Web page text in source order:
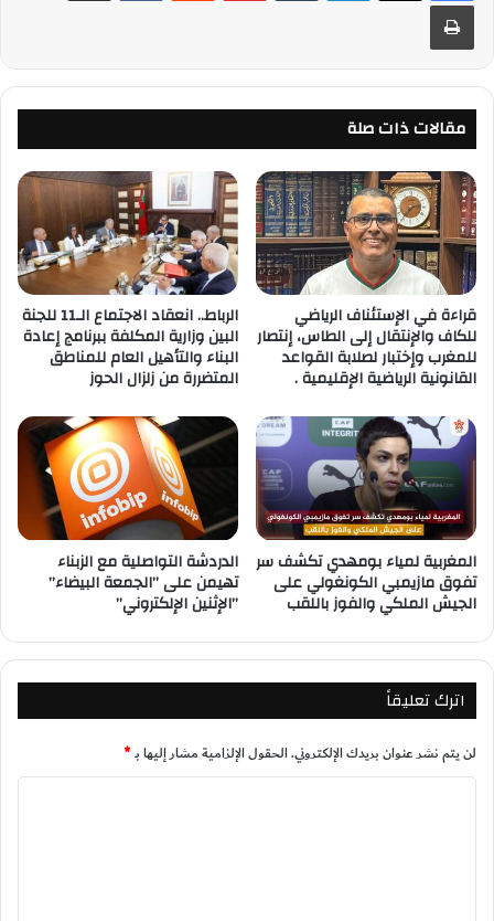
مقالات ذات صلة
قراءة في الإستئناف الرياضي
للكاف والإنتقال إلى الطاس، إنتصار
للمغرب وإختبار لصلابة القواعد
القانونية الرياضية الإقليمية .
الرباط.. انعقاد الاجتماع الـ11 للجنة
البين وزارية المكلفة ببرنامج إعادة
البناء والتأهيل العام للمناطق
المتضررة من زلزال الحوز
المغربية لمياء بومهدي تكشف سر
تفوق مازيمبي الكونغولي على
الجيش الملكي والفوز باللقب
الدردشة التواصلية مع الزبناء
تهيمن على ”الجمعة البيضاء”
”الإثنين الإلكتروني”
اترك تعليقاً
لن يتم نشر عنوان بريدك الإلكتروني.الحقول الإلزامية مشار إليها بـ*